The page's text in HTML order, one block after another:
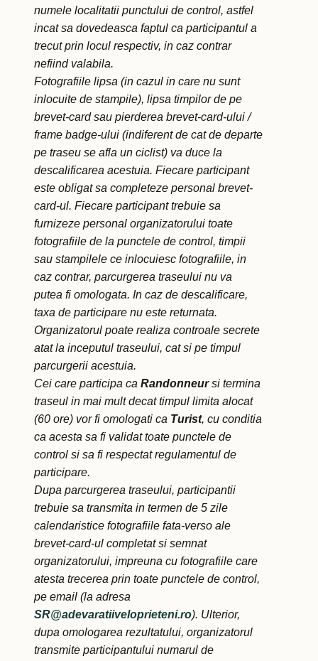
numele localitatii punctului de control, astfel
incat sa dovedeasca faptul ca participantul a
trecut prin locul respectiv, in caz contrar
nefiind valabila.
Fotografiile lipsa (in cazul in care nu sunt
inlocuite de stampile), lipsa timpilor de pe
brevet-card sau pierderea brevet-card-ului /
frame badge-ului (indiferent de cat de departe
pe traseu se afla un ciclist) va duce la
descalificarea acestuia. Fiecare participant
este obligat sa completeze personal brevet-
card-ul. Fiecare participant trebuie sa
furnizeze personal organizatorului toate
fotografiile de la punctele de control, timpii
sau stampilele ce inlocuiesc fotografiile, in
caz contrar, parcurgerea traseului nu va
putea fi omologata. In caz de descalificare,
taxa de participare nu este returnata.
Organizatorul poate realiza controale secrete
atat la inceputul traseului, cat si pe timpul
parcurgerii acestuia.
Cei care participa ca Randonneursi termina
traseul in mai mult decat timpul limita alocat
(60 ore) vor fi omologati ca Turist, cu conditia
ca acesta sa fi validat toate punctele de
control si sa fi respectat regulamentul de
participare.
Dupa parcurgerea traseului, participantii
trebuie sa transmita in termen de 5 zile
calendaristice fotografiile fata-verso ale
brevet-card-ul completat si semnat
organizatorului, impreuna cu fotografiile care
atesta trecerea prin toate punctele de control,
pe email (la adresa
SR@adevaratiiveloprieteni.ro). Ulterior,
dupa omologarea rezultatului, organizatorul
transmite participantului numarul de